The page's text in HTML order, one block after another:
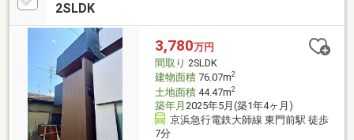
2SLDK
3,780万円
間取り 2SLDK
建物面積76.07m2
土地面積44.47m2
築年月 2025年5月(築1年4ヶ月)
京浜急行電鉄大師線 東門前駅 徒歩
7分